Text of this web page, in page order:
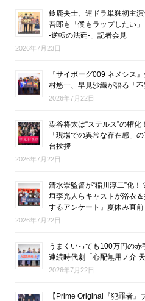
鈴鹿央士、連ドラ単独初主
吾郎も「僕もラップしたい
-逆転の法廷-」記者会見
2026年7月23日
『サイボーグ009 ネメシス
村悠一、早見沙織が語る「
2026年7月22日
染谷将太は“ステルス”の権
「現場での異常な存在感」
台挨拶
2026年7月22日
清水崇監督が“稲川淳二”化
垣李光人らキャストが浴衣
するアンケート』夏休み直
2026年7月22日
うまくいっても100万円の赤
連続時代劇「心配無用ノ介
2026年7月22日
【Prime Original『犯罪者